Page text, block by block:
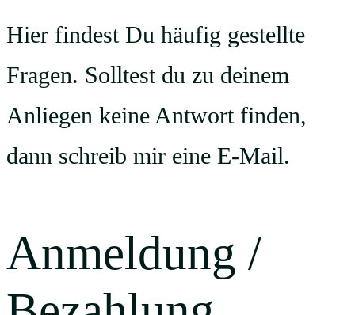
Hier findest Du häufig gestellte
Fragen. Solltest du zu deinem
Anliegen keine Antwort finden,
dann schreib mir eine E-Mail.
Anmeldung /